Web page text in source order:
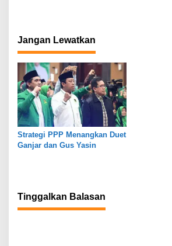
Jangan Lewatkan
Strategi PPP Menangkan Duet
Ganjar dan Gus Yasin
Tinggalkan Balasan